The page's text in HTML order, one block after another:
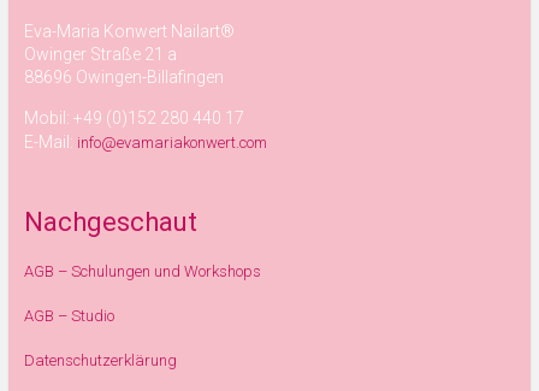
Eva-Maria Konwert Nailart®
Owinger Straße 21 a
88696 Owingen-Billafingen
Mobil: +49 (0)152 280 440 17
E-Mail: info@evamariakonwert.com
Nachgeschaut
AGB – Schulungen und Workshops
AGB – Studio
Datenschutzerklärung